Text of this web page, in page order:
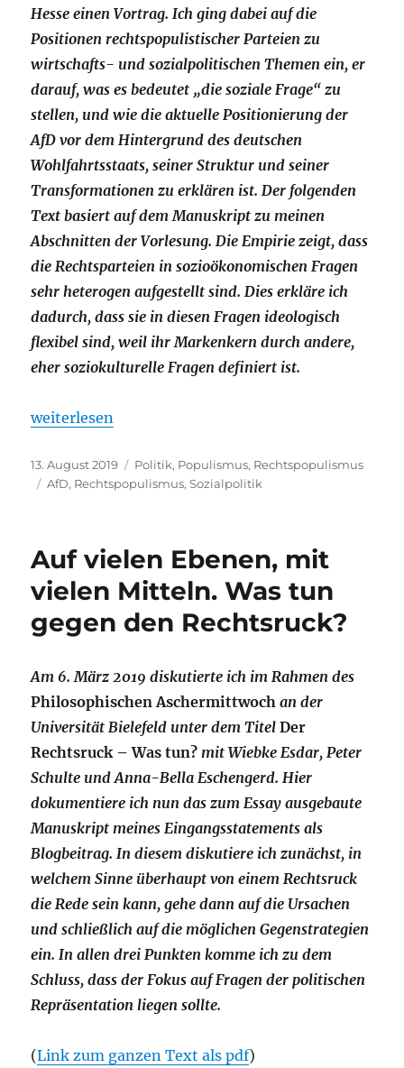
Hesse einen Vortrag. Ich ging dabei auf die
Positionen rechtspopulistischer Parteien zu
wirtschafts- und sozialpolitischen Themen ein, er
darauf, was es bedeutet „die soziale Frage“ zu
stellen, und wie die aktuelle Positionierung der
AfD vor dem Hintergrund des deutschen
Wohlfahrtsstaats, seiner Struktur und seiner
Transformationen zu erklären ist. Der folgenden
Text basiert auf dem Manuskript zu meinen
Abschnitten der Vorlesung. Die Empirie zeigt, dass
die Rechtsparteien in sozioökonomischen Fragen
sehr heterogen aufgestellt sind. Dies erkläre ich
dadurch, dass sie in diesen Fragen ideologisch
flexibel sind, weil ihr Markenkern durch andere,
eher soziokulturelle Fragen definiert ist.
„„Unser Geld für unsre Leut‘“. Die „Soziale
weiterlesen
Veröffentlicht
am
13. August 2019 Kategorien
Politik, Populismus, Rechtspopulismus
Schlagwörter
AfD, Rechtspopulismus,Sozialpolitik
Auf vielen Ebenen, mit
vielen Mitteln. Was tun
gegen den Rechtsruck?
Am 6. März 2019 diskutierte ich im Rahmen des
Philosophischen Aschermittwochan der
Universität Bielefeld unter dem TitelDer
Rechtsruck – Was tun?mit Wiebke Esdar, Peter
Schulte und Anna-Bella Eschengerd. Hier
dokumentiere ich nun das zum Essay ausgebaute
Manuskript meines Eingangsstatements als
Blogbeitrag. In diesem diskutiere ich zunächst, in
welchem Sinne überhaupt von einem Rechtsruck
die Rede sein kann, gehe dann auf die Ursachen
und schließlich auf die möglichen Gegenstrategien
ein. In allen drei Punkten komme ich zu dem
Schluss, dass der Fokus auf Fragen der politischen
Repräsentation liegen sollte.
(Link zum ganzen Text als pdf)